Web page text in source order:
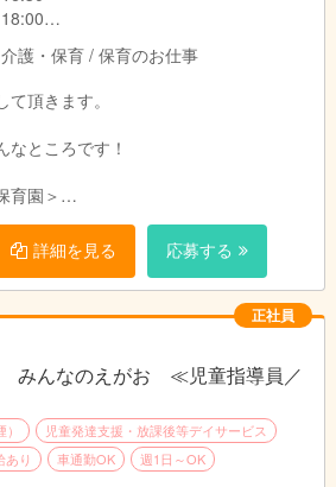
19:00
護・保育 / 保育のお仕事
頂きます。
なところです！
育園＞
トとして
ことが強みです！
職員や保護者など
で、ゆったりと保育を行っています。
っています＞
すが、子ども達に偏りなく様々な体験
を共有しながら、日々の保育を行って
うんどうあそび」では、園外から専門
緒に職員も楽しみながら学びを深めて
詳細を見る 応募する
正社員
みんなのえがお ≪児童指導員／
児童発達支援・放課後等デイサービス
あり 車通勤OK
週1日～OK